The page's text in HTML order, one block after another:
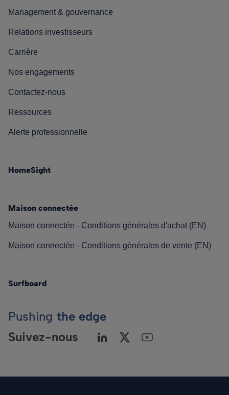
Management & gouvernance
Relations investisseurs
Carrière
Nos engagements
Contactez-nous
Ressources
Alerte professionnelle
HomeSight
Maison connectée
Maison connectée - Conditions générales d'achat (EN)
Maison connectée - Conditions générales de vente (EN)
Surfboard
Pushing the edge
Suivez-nous